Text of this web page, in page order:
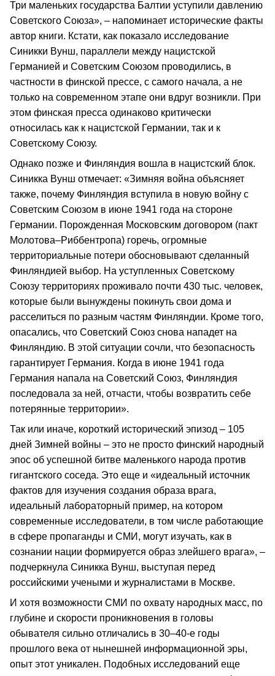
Три маленьких государства Балтии уступили давлению
Советского Союза», – напоминает исторические факты
автор книги. Кстати, как показало исследование
Синикки Вунш, параллели между нацистской
Германией и Советским Союзом проводились, в
частности в финской прессе, с самого начала, а не
только на современном этапе они вдруг возникли. При
этом финская пресса одинаково критически
относилась как к нацистской Германии, так и к
Советскому Союзу.
Однако позже и Финляндия вошла в нацистский блок.
Синикка Вунш отмечает: «Зимняя война объясняет
также, почему Финляндия вступила в новую войну с
Советским Союзом в июне 1941 года на стороне
Германии. Порожденная Московским договором (пакт
Молотова–Риббентропа) горечь, огромные
территориальные потери обосновывают сделанный
Финляндией выбор. На уступленных Советскому
Союзу территориях проживало почти 430 тыс. человек,
которые были вынуждены покинуть свои дома и
расселиться по разным частям Финляндии. Кроме того,
опасались, что Советский Союз снова нападет на
Финляндию. В этой ситуации сочли, что безопасность
гарантирует Германия. Когда в июне 1941 года
Германия напала на Советский Союз, Финляндия
последовала за ней, отчасти, чтобы возвратить себе
потерянные территории».
Так или иначе, короткий исторический эпизод – 105
дней Зимней войны – это не просто финский народный
эпос об успешной битве маленького народа против
гигантского соседа. Это еще и «идеальный источник
фактов для изучения создания образа врага,
идеальный лабораторный пример, на котором
современные исследователи, в том числе работающие
в сфере пропаганды и СМИ, могут изучать, как в
сознании нации формируется образ злейшего врага», –
подчеркнула Синикка Вунш, выступая перед
российскими учеными и журналистами в Москве.
И хотя возможности СМИ по охвату народных масс, по
глубине и скорости проникновения в головы
обывателя сильно отличались в 30–40-е годы
прошлого века от нынешней информационной эры,
опыт этот уникален. Подобных исследований еще